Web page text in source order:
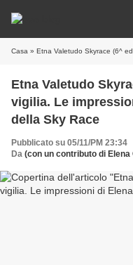
Casa » Etna Valetudo Skyrace (6^ ed.).
Etna Valetudo
vigilia. Le
della Sky Race
Pubblicato su 05/11/PM 23:34
Da (con un contributo di